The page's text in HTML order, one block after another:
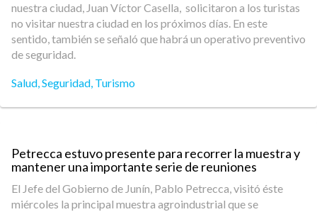
nuestra ciudad, Juan Víctor Casella, solicitaron a los turistas
no visitar nuestra ciudad en los próximos días. En este
sentido, también se señaló que habrá un operativo preventivo
de seguridad.
Salud,Seguridad, Turismo
Petrecca estuvo presente para recorrer la muestra y
mantener una importante serie de reuniones
El Jefe del Gobierno de Junín, Pablo Petrecca, visitó éste
miércoles la principal muestra agroindustrial que se